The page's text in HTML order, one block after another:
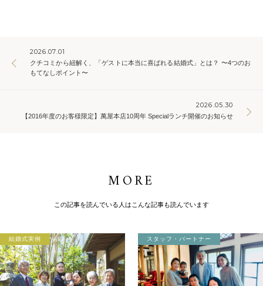
2026.07.01
クチコミから紐解く、「ゲストに本当に喜ばれる結婚式」とは？ 〜4つのお
もてなしポイント〜
2026.05.30
【2016年度のお客様限定】萬屋本店10周年 Specialランチ開催のお知らせ
MORE
この記事を読んでいる人はこんな記事も読んでいます
結婚式実例 スタッフ・パートナー